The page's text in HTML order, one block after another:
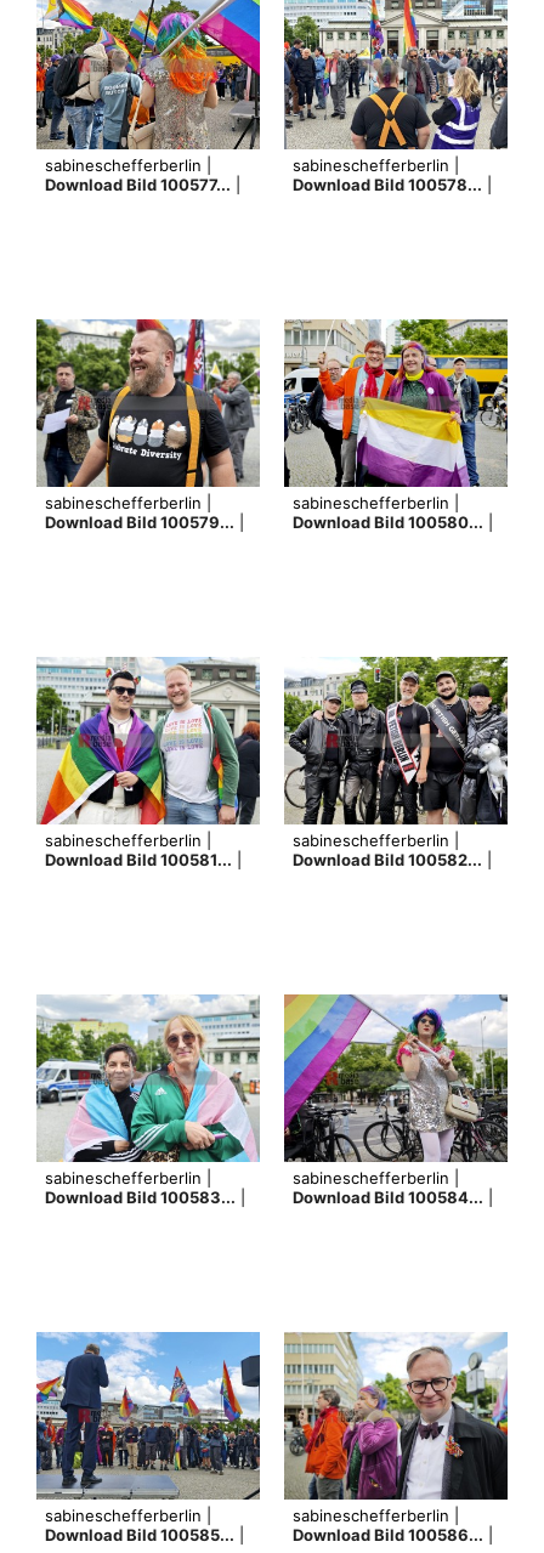
sabineschefferberlin |
Download Bild 100577...
sabineschefferberlin |
Download Bild 100578...
sabineschefferberlin |
Download Bild 100579...
sabineschefferberlin |
Download Bild 100580...
sabineschefferberlin |
Download Bild 100581...
sabineschefferberlin |
Download Bild 100582...
sabineschefferberlin |
Download Bild 100583...
sabineschefferberlin |
Download Bild 100584...
sabineschefferberlin |
Download Bild 100585...
sabineschefferberlin |
Download Bild 100586...